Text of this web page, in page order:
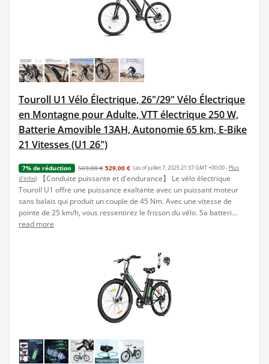
Touroll U1 Vélo Électrique, 26"/29" Vélo Électrique
en Montagne pour Adulte, VTT électrique 250 W,
Batterie Amovible 13AH, Autonomie 65 km, E-Bike
21 Vitesses (U1 26")
7% de réduction 569,00 € 529,00 € (as of juillet 7, 2025 21:37 GMT +00:00 - Plus
d’infos)
【Conduite puissante et d'endurance】 Le vélo électrique
Touroll U1 offre une puissance exaltante avec un puissant moteur
sans balais qui produit un couple de 45 Nm. Avec une vitesse de
pointe de 25 km/h, vous ressentirez le frisson du vélo. Sa batteri...
read more